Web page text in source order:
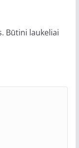
Būtini laukeliai